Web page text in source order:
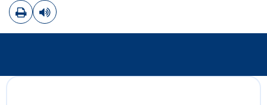
ImprimirLeer contenido